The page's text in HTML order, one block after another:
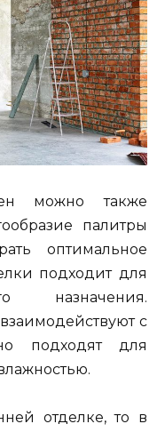
можно также
палитры
оптимальное
подходит для
назначения.
с
подходят для
отделке, то в